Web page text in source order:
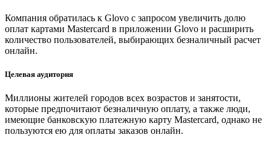
Компания обратилась к Glovo с запросом увеличить долю
оплат картами Mastercard в приложении Glovo и расширить
количество пользователей, выбирающих безналичный расчет
онлайн.
Целевая аудитория
Миллионы жителей городов всех возрастов и занятости,
которые предпочитают безналичную оплату, а также люди,
имеющие банковскую платежную карту Mastercard, однако не
пользуются ею для оплаты заказов онлайн.